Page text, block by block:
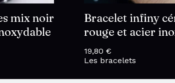
mix noir
Bracelet infiny
rouge et acier
19,80 €
Les bracelets